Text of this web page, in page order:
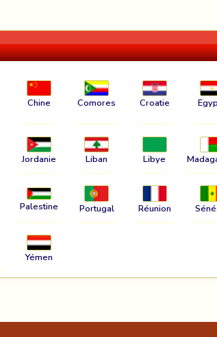
Chine Comores Croatie
Jordanie Liban Libye
Palestine Portugal Réunion
Yémen